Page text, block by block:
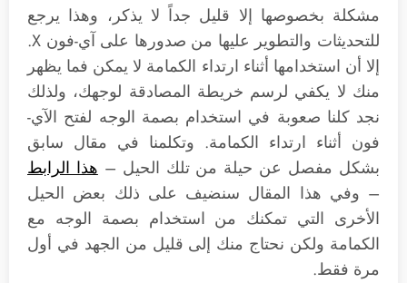
مشكلة بخصوصها إلا قليل جداً لا يذكر، وهذا يرجع
للتحديثات والتطوير عليها من صدورها على آي-فون X.
إلا أن استخدامها أثناء ارتداء الكمامة لا يمكن فما يظهر
منك لا يكفي لرسم خريطة المصادقة لوجهك، ولذلك
نجد كلنا صعوبة في استخدام بصمة الوجه لفتح الآي-
فون أثناء ارتداء الكمامة. وتكلمنا في مقال سابق
بشكل مفصل عن حيلة من تلك الحيل – هذا الرابط
– وفي هذا المقال سنضيف على ذلك بعض الحيل
الأخرى التي تمكنك من استخدام بصمة الوجه مع
الكمامة ولكن نحتاج منك إلى قليل من الجهد في أول
مرة فقط.